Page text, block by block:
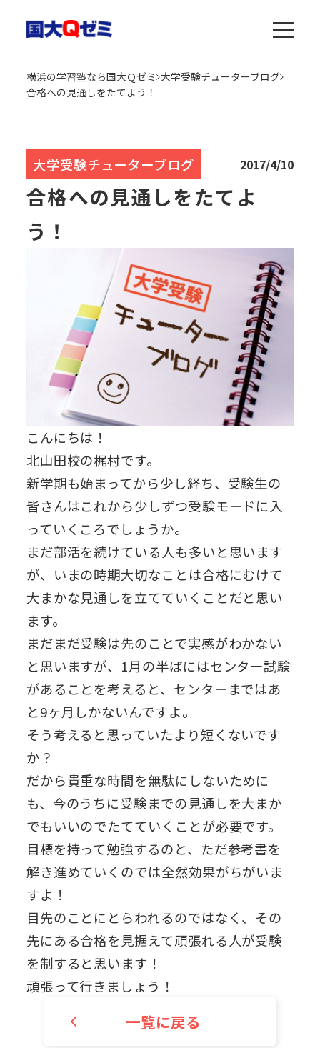
横浜の学習塾なら国大Ｑゼミ 大学受験チューターブログ
合格への見通しをたてよう！
大学受験チューターブログ 2017/4/10
合格への見通しをたてよ
う！
こんにちは！
北山田校の梶村です。
新学期も始まってから少し経ち、受験生の
皆さんはこれから少しずつ受験モードに入
っていくころでしょうか。
まだ部活を続けている人も多いと思います
が、いまの時期大切なことは合格にむけて
大まかな見通しを立てていくことだと思い
ます。
まだまだ受験は先のことで実感がわかない
と思いますが、1月の半ばにはセンター試験
があることを考えると、センターまではあ
と9ヶ月しかないんですよ。
そう考えると思っていたより短くないです
か？
だから貴重な時間を無駄にしないために
も、今のうちに受験までの見通しを大まか
でもいいのでたてていくことが必要です。
目標を持って勉強するのと、ただ参考書を
解き進めていくのでは全然効果がちがいま
すよ！
目先のことにとらわれるのではなく、その
先にある合格を見据えて頑張れる人が受験
を制すると思います！
頑張って行きましょう！
一覧に戻る